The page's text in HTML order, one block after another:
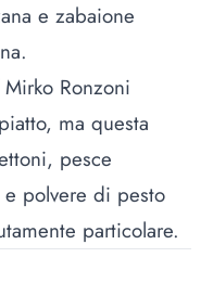
e zabaione
Ronzoni
ma questa
pesce
polvere di pesto
particolare.